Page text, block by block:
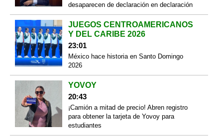
desaparecen de declaración en declaración
JUEGOS CENTROAMERICANOS
Y DEL CARIBE 2026
23:01
México hace historia en Santo Domingo
2026
YOVOY
20:43
¡Camión a mitad de precio! Abren registro
para obtener la tarjeta de Yovoy para
estudiantes